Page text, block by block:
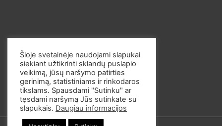
El. p. info@omvi.lt
Tel. 862033145
Šioje svetainėje naudojami slapukai
siekiant užtikrinti sklandų puslapio
veikimą, jūsų naršymo patirties
gerinimą, statistiniams ir rinkodaros
tikslams. Spausdami "Sutinku" ar
tęsdami naršymą Jūs sutinkate su
slapukais. Daugiau informacijos